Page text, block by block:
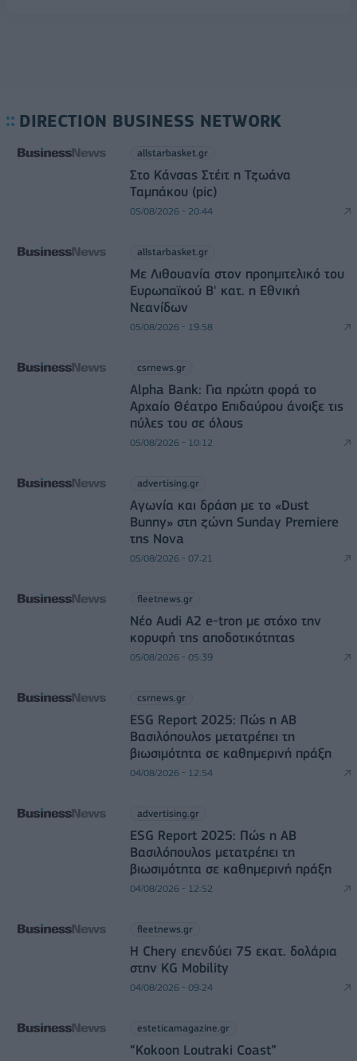
DIRECTION BUSINESS NETWORK
allstarbasket.gr
Στο Κάνσας Στέιτ η Τζωάνα
Ταμπάκου (pic)
05/08/2026 - 20:44
allstarbasket.gr
Με Λιθουανία στον προημιτελικό του
Ευρωπαϊκού Β' κατ. η Εθνική
Νεανίδων
05/08/2026 - 19:58
csrnews.gr
Alpha Bank: Για πρώτη φορά το
Αρχαίο Θέατρο Επιδαύρου άνοιξε τις
πύλες του σε όλους
05/08/2026 - 10:12
advertising.gr
Αγωνία και δράση με το «Dust
Bunny» στη ζώνη Sunday Premiere
της Nova
05/08/2026 - 07:21
fleetnews.gr
Νέο Audi A2 e-tron με στόχο την
κορυφή της αποδοτικότητας
05/08/2026 - 05:39
csrnews.gr
ESG Report 2025: Πώς η ΑΒ
Βασιλόπουλος μετατρέπει τη
βιωσιμότητα σε καθημερινή πράξη
04/08/2026 - 12:54
advertising.gr
ESG Report 2025: Πώς η ΑΒ
Βασιλόπουλος μετατρέπει τη
βιωσιμότητα σε καθημερινή πράξη
04/08/2026 - 12:52
fleetnews.gr
Η Chery επενδύει 75 εκατ. δολάρια
στην KG Mobility
04/08/2026 - 09:24
esteticamagazine.gr
“Kokoon Loutraki Coast”